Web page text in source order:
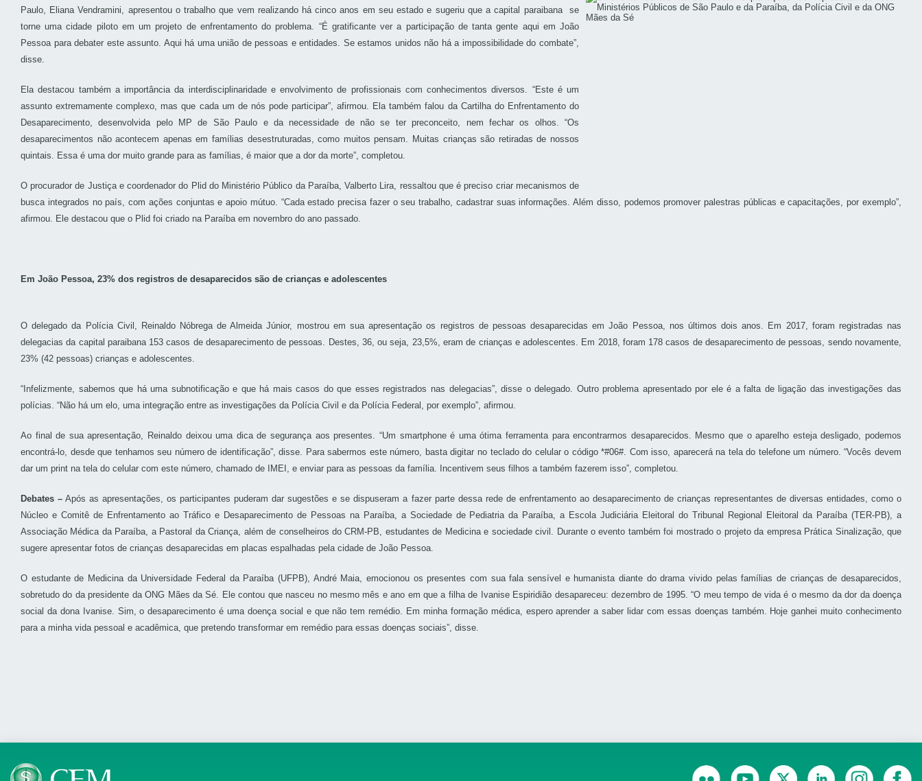
Paulo, Eliana Vendramini, apresentou o trabalho que vem realizando há cinco anos em seu estado e sugeriu que a capital paraibana se
torne uma cidade piloto em um projeto de enfrentamento do problema. “É gratificante ver a participação de tanta gente aqui em João
Pessoa para debater este assunto. Aqui há uma união de pessoas e entidades. Se estamos unidos não há a impossibilidade do combate”,
disse.
Ela destacou também a importância da interdisciplinaridade e envolvimento de profissionais com conhecimentos diversos. “Este é um
assunto extremamente complexo, mas que cada um de nós pode participar”, afirmou. Ela também falou da Cartilha do Enfrentamento do
Desaparecimento, desenvolvida pelo MP de São Paulo e da necessidade de não se ter preconceito, nem fechar os olhos. “Os
desaparecimentos não acontecem apenas em famílias desestruturadas, como muitos pensam. Muitas crianças são retiradas de nossos
quintais. Essa é uma dor muito grande para as famílias, é maior que a dor da morte”, completou.
O procurador de Justiça e coordenador do Plid do Ministério Público da Paraíba, Valberto Lira, ressaltou que é preciso criar mecanismos de
busca integrados no país, com ações conjuntas e apoio mútuo. “Cada estado precisa fazer o seu trabalho, cadastrar suas informações. Além disso, podemos promover palestras públicas e capacitações, por exemplo”,
afirmou. Ele destacou que o Plid foi criado na Paraíba em novembro do ano passado.
Em João Pessoa, 23% dos registros de desaparecidos são de crianças e adolescentes
O delegado da Polícia Civil, Reinaldo Nóbrega de Almeida Júnior, mostrou em sua apresentação os registros de pessoas desaparecidas em João Pessoa, nos últimos dois anos. Em 2017, foram registradas nas
delegacias da capital paraibana 153 casos de desaparecimento de pessoas. Destes, 36, ou seja, 23,5%, eram de crianças e adolescentes. Em 2018, foram 178 casos de desaparecimento de pessoas, sendo novamente,
23% (42 pessoas) crianças e adolescentes.
“Infelizmente, sabemos que há uma subnotificação e que há mais casos do que esses registrados nas delegacias”, disse o delegado. Outro problema apresentado por ele é a falta de ligação das investigações das
polícias. “Não há um elo, uma integração entre as investigações da Polícia Civil e da Polícia Federal, por exemplo”, afirmou.
Ao final de sua apresentação, Reinaldo deixou uma dica de segurança aos presentes. “Um smartphone é uma ótima ferramenta para encontrarmos desaparecidos. Mesmo que o aparelho esteja desligado, podemos
encontrá-lo, desde que tenhamos seu número de identificação”, disse. Para sabermos este número, basta digitar no teclado do celular o código *#06#. Com isso, aparecerá na tela do telefone um número. “Vocês devem
dar um print na tela do celular com este número, chamado de IMEI, e enviar para as pessoas da família. Incentivem seus filhos a também fazerem isso”, completou.
Debates – Após as apresentações, os participantes puderam dar sugestões e se dispuseram a fazer parte dessa rede de enfrentamento ao desaparecimento de crianças representantes de diversas entidades, como o
Núcleo e Comitê de Enfrentamento ao Tráfico e Desaparecimento de Pessoas na Paraíba, a Sociedade de Pediatria da Paraíba, a Escola Judiciária Eleitoral do Tribunal Regional Eleitoral da Paraíba (TER-PB), a
Associação Médica da Paraíba, a Pastoral da Criança, além de conselheiros do CRM-PB, estudantes de Medicina e sociedade civil. Durante o evento também foi mostrado o projeto da empresa Prática Sinalização, que
sugere apresentar fotos de crianças desaparecidas em placas espalhadas pela cidade de João Pessoa.
O estudante de Medicina da Universidade Federal da Paraíba (UFPB), André Maia, emocionou os presentes com sua fala sensível e humanista diante do drama vivido pelas famílias de crianças de desaparecidos,
sobretudo do da presidente da ONG Mães da Sé. Ele contou que nasceu no mesmo mês e ano em que a filha de Ivanise Espiridião desapareceu: dezembro de 1995. “O meu tempo de vida é o mesmo da dor da doença
social da dona Ivanise. Sim, o desaparecimento é uma doença social e que não tem remédio. Em minha formação médica, espero aprender a saber lidar com essas doenças também. Hoje ganhei muito conhecimento
para a minha vida pessoal e acadêmica, que pretendo transformar em remédio para essas doenças sociais”, disse.